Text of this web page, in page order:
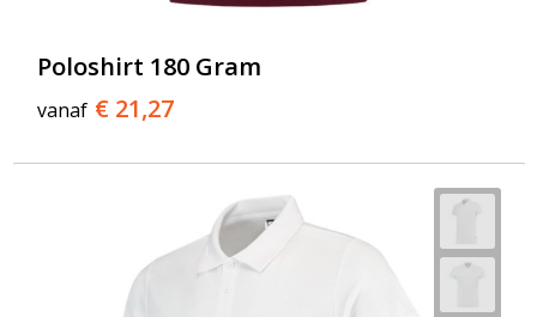
Poloshirt 180 Gram
vanaf € 21,27